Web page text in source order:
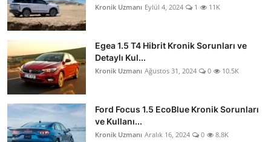
Kronik Uzmanı Eylül 4, 2024 1 11K
Egea 1.5 T4 Hibrit Kronik Sorunları ve
Detaylı Kul...
Kronik Uzmanı Ağustos 31, 2024 0 10.5K
Ford Focus 1.5 EcoBlue Kronik Sorunları
ve Kullanı...
Kronik Uzmanı Aralık 16, 2024 0 8.8K